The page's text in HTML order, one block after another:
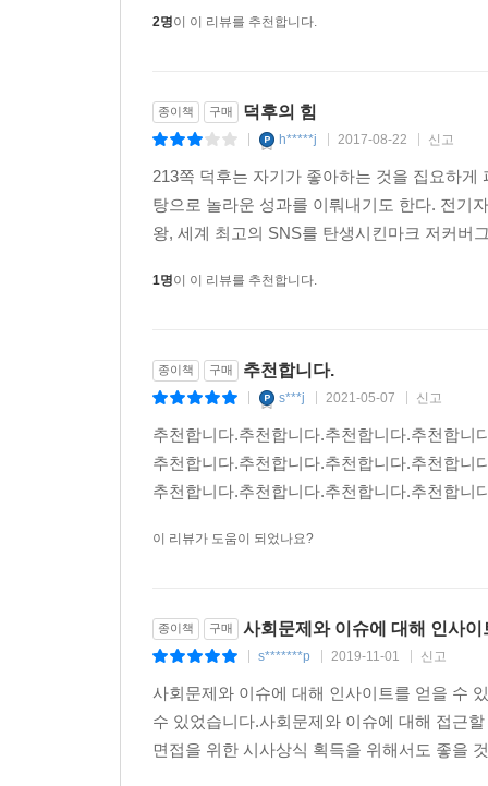
2명이 이 리뷰를 추천합니다.
종이책 구매 덕후의 힘
h*****j 2017-08-22 신고
213쪽 덕후는 자기가 좋아하는 것을 집요하
탕으로 놀라운 성과를 이뤄내기도 한다. 전기
왕, 세계 최고의 SNS를 탄생시킨마크 저커버
1명이 이 리뷰를 추천합니다.
종이책 구매 추천합니다.
s***j 2021-05-07 신고
추천합니다.추천합니다.추천합니다.추천합니
추천합니다.추천합니다.추천합니다.추천합니
추천합니다.추천합니다.추천합니다.추천합
이 리뷰가 도움이 되었나요?
종이책 구매 사회문제와 이슈에 대해 인사
s*******p 2019-11-01 신고
사회문제와 이슈에 대해 인사이트를 얻을 수
수 있었습니다.사회문제와 이슈에 대해 접근
면접을 위한 시사상식 획득을 위해서도 좋을